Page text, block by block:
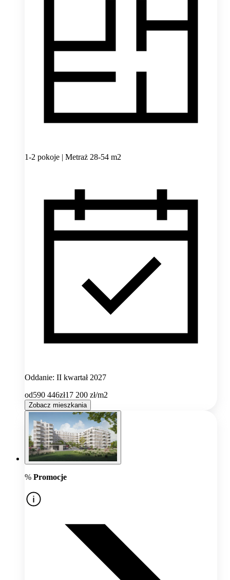
1-2 pokoje | Metraż 28-54 m2
Oddanie: II kwartał 2027
od590 446zł17 200 zł/m2
Zobacz mieszkania
% Promocje